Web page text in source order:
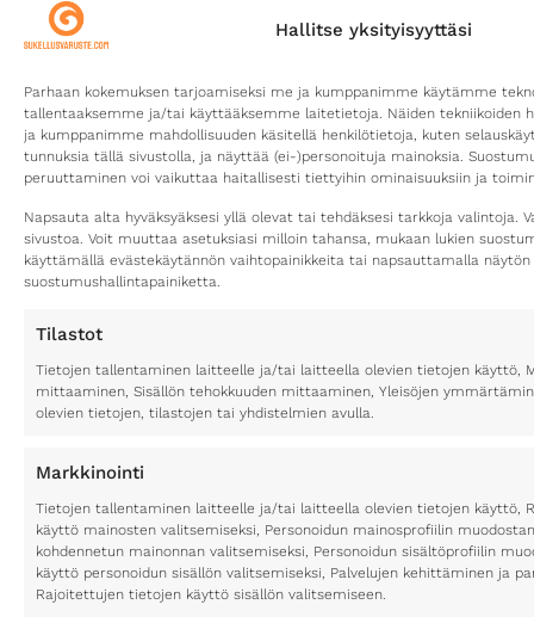
Hallitse yksityisyyttäsi
Parhaan kokemuksen tarjoamiseksi me ja kumppanimme käytämme
tallentaaksemme ja/tai käyttääksemme laitetietoja. Näiden tekniikoiden
ja kumppanimme mahdollisuuden käsitellä henkilötietoja, kuten
tunnuksia tällä sivustolla, ja näyttää (ei-)personoituja mainoksia.
peruuttaminen voi vaikuttaa haitallisesti tiettyihin ominaisuuksiin ja
Napsauta alta hyväksyäksesi yllä olevat tai tehdäksesi tarkkoja valintoja.
sivustoa. Voit muuttaa asetuksiasi milloin tahansa, mukaan lukien
käyttämällä evästekäytännön vaihtopainikkeita tai napsauttamalla näytön
suostumushallintapainiketta.
Tilastot
Tietojen tallentaminen laitteelle ja/tai laitteella olevien tietojen käyttö,
mittaaminen, Sisällön tehokkuuden mittaaminen, Yleisöjen
olevien tietojen, tilastojen tai yhdistelmien avulla.
Markkinointi
Tietojen tallentaminen laitteelle ja/tai laitteella olevien tietojen käyttö,
käyttö mainosten valitsemiseksi, Personoidun mainosprofiilin
kohdennetun mainonnan valitsemiseksi, Personoidun sisältöprofiilin
käyttö personoidun sisällön valitsemiseksi, Palvelujen kehittäminen ja
Rajoitettujen tietojen käyttö sisällön valitsemiseen.